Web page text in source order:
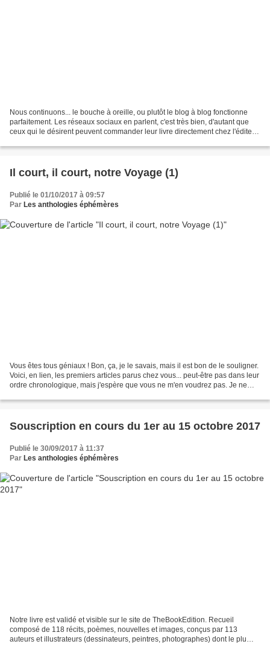
Nous continuons... le bouche à oreille, ou plutôt le blog à blog fonctionne
parfaitement. Les réseaux sociaux en parlent, c'est très bien, d'autant que
ceux qui le désirent peuvent commander leur livre directement chez l'éditeur
Il court, il court, notre Voyage (1)
Publié le 01/10/2017 à 09:57
Par Les anthologies éphémères
Vous êtes tous géniaux ! Bon, ça, je le savais, mais il est bon de le souligner.
Voici, en lien, les premiers articles parus chez vous... peut-être pas dans leur
ordre chronologique, mais j'espère que vous ne m'en voudrez pas. Je ne
Souscription en cours du 1er au 15 octobre 2017
Publié le 30/09/2017 à 11:37
Par Les anthologies éphémères
Notre livre est validé et visible sur le site de TheBookEdition. Recueil
composé de 118 récits, poèmes, nouvelles et images, conçus par 113
auteurs et illustrateurs (dessinateurs, peintres, photographes) dont le plu